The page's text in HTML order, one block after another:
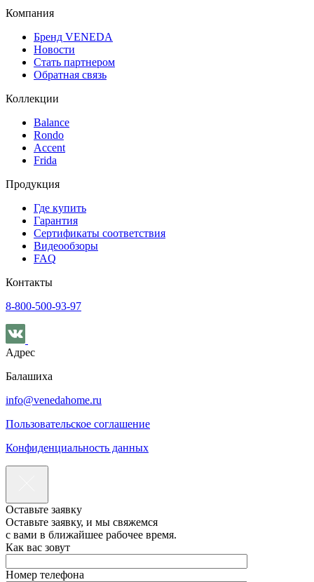
Компания
Бренд VENEDA
Новости
Стать партнером
Обратная связь
Коллекции
Balance
Rondo
Accent
Frida
Продукция
Где купить
Гарантия
Сертификаты соответствия
Видеообзоры
FAQ
Контакты
8-800-500-93-97
Адрес
Балашиха
info@venedahome.ru
Пользовательское соглашение
Конфиденциальность данных
Оставьте заявку
Оставьте заявку, и мы свяжемся
с вами в ближайшее рабочее время.
Как вас зовут
Номер телефона